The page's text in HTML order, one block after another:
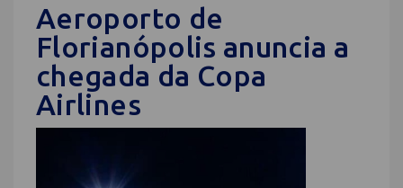
Aeroporto de
Florianópolis anuncia a
chegada da Copa
Airlines